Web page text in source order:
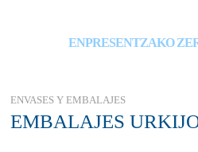
ENPRESENTZAKO
ENVASES Y EMBALAJES
EMBALAJES